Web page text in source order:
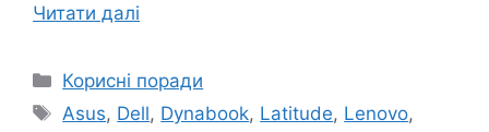
Читати далі
Категорії
Корисні поради
Позначки
Asus, Dell, Dynabook, Latitude, Lenovo,